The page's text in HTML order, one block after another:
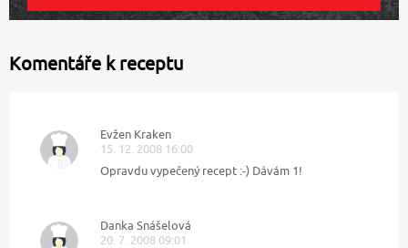
Komentáře k receptu
Evžen Kraken
15. 12. 2008 16:00
Opravdu vypečený recept :-) Dávám 1!
Danka Snášelová
20. 7. 2008 09:01